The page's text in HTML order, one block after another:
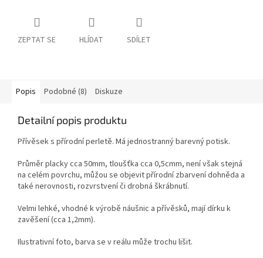
ZEPTAT SE HLÍDAT SDÍLET
Popis Podobné (8) Diskuze
Detailní popis produktu
Přívěsek s přírodní perletě. Má jednostranný barevný potisk.
Průměr placky cca 50mm, tloušťka cca 0,5cmm, není však stejná
na celém povrchu, můžou se objevit přírodní zbarvení dohněda a
také nerovnosti, rozvrstvení či drobná škrábnutí.
Velmi lehké, vhodné k výrobě náušnic a přívěsků, mají dírku k
zavěšení (cca 1,2mm).
Ilustrativní foto, barva se v reálu může trochu lišit.